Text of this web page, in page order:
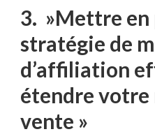
3. ‍ »Mettre ⁣en
stratégie de
d’affiliation
étendre votre
vente »